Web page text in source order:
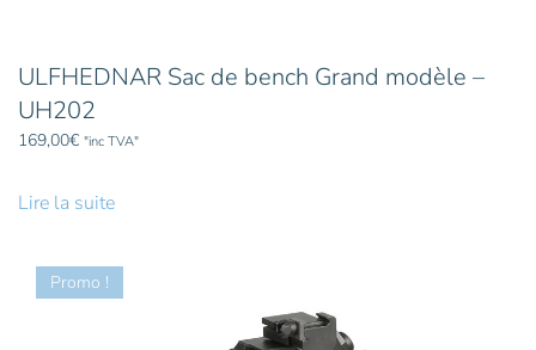
ULFHEDNAR Sac de bench Grand modèle –
UH202
169,00€ "inc TVA"
Lire la suite
Promo !